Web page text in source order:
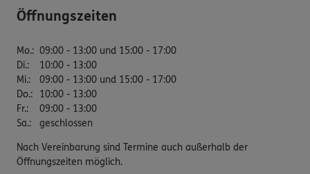
Öffnungszeiten
Mo.: 09:00 - 13:00 und 15:00 - 17:00
Di.:
10:00 - 13:00
Mi.:
09:00 - 13:00 und 15:00 - 17:00
Do.:
10:00 - 13:00
Fr.:
09:00 - 13:00
Sa.: geschlossen
Nach Vereinbarung sind Termine auch außerhalb der
Öffnungszeiten möglich.